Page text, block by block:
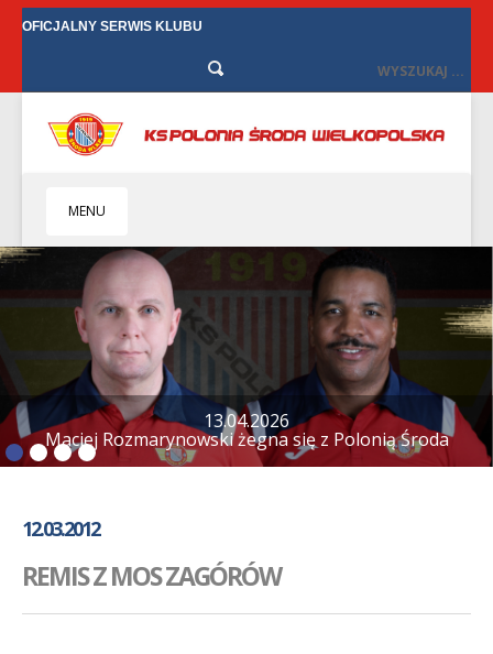
OFICJALNY SERWIS KLUBU
MENU
HOME
KLUB
BIZNES
SENIORZY
SENIORKI
BILETY
KONTAKT
SKLEP
12.04.2026
Tylko remis w Starych Oborzyskach
12.03.2012
REMIS Z MOS ZAGÓRÓW